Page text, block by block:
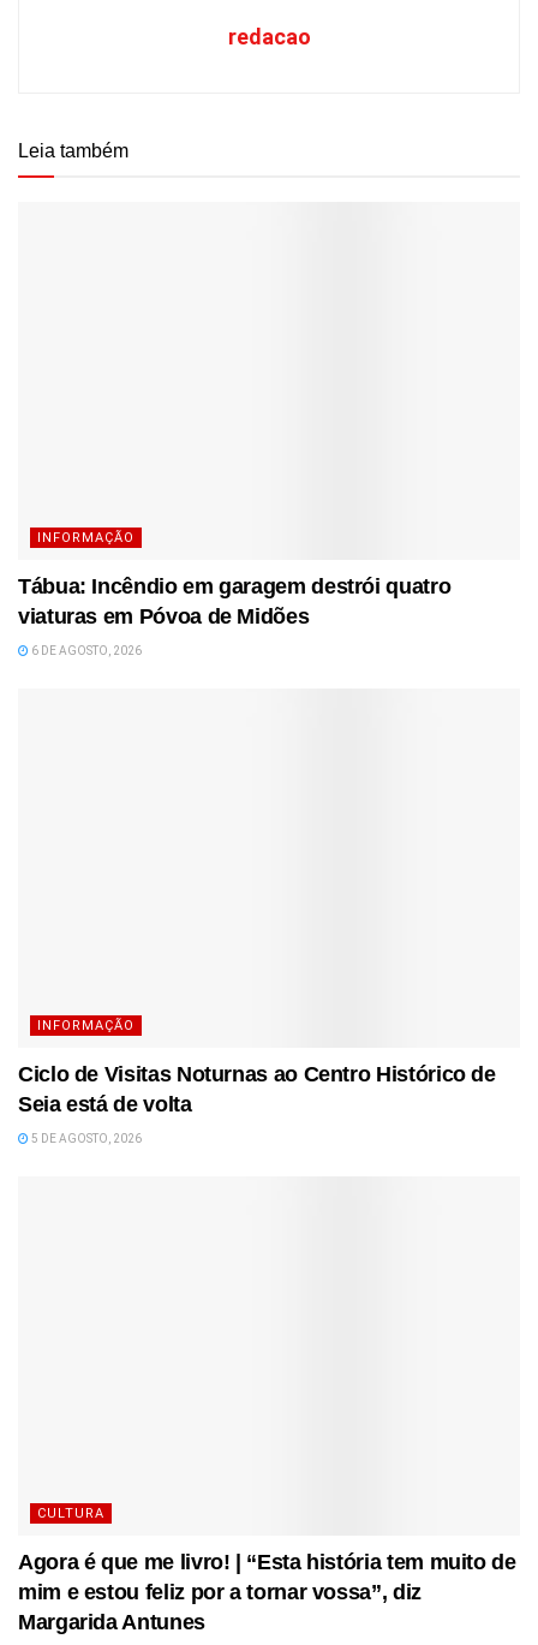
redacao
Leia também
INFORMAÇÃO
Tábua: Incêndio em garagem destrói quatro
viaturas em Póvoa de Midões
6 DE AGOSTO, 2026
INFORMAÇÃO
Ciclo de Visitas Noturnas ao Centro Histórico de
Seia está de volta
5 DE AGOSTO, 2026
CULTURA
Agora é que me livro! | “Esta história tem muito de
mim e estou feliz por a tornar vossa”, diz
Margarida Antunes